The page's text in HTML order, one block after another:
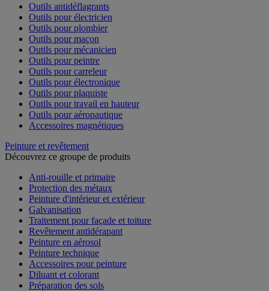
Outils antidéflagrants
Outils pour électricien
Outils pour plombier
Outils pour maçon
Outils pour mécanicien
Outils pour peintre
Outils pour carreleur
Outils pour électronique
Outils pour plaquiste
Outils pour travail en hauteur
Outils pour aéronautique
Accessoires magnétiques
Peinture et revêtement
Découvrez ce groupe de produits
Anti-rouille et primaire
Protection des métaux
Peinture d'intérieur et extérieur
Galvanisation
Traitement pour façade et toiture
Revêtement antidérapant
Peinture en aérosol
Peinture technique
Accessoires pour peinture
Diluant et colorant
Préparation des sols